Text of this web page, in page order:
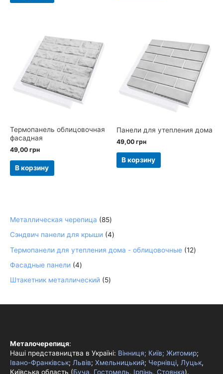
Металлическая черепица 858
5
Сэндвич панели для крыши 4т
Термопанели для утепления дома - облицовочные 12т
Фасадные панели 4
4
т
Штакетник металлический 5
5
т
Термопанель облицовочная
фасадная
49,00 грн
В корзину
Панели для утепления дома
49,00 грн
В корзину
Металочерепиця:
Наші представництва в Україні: Вінниця; Київ; Житомир;
Івано-Франківськ; Львів; Хмельницький; Чернівці, Луцьк,
Київська область (Буча, Гостомель, Ірпінь, Стоянка).